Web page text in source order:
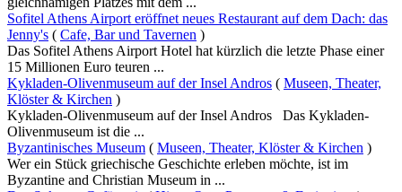
Sofitel Athens Airport eröffnet neues Restaurant auf dem Dach: das
Jenny's ( Cafe, Bar und Tavernen )
Das Sofitel Athens Airport Hotel hat kürzlich die letzte Phase einer
15 Millionen Euro teuren ...
Kykladen-Olivenmuseum auf der Insel Andros ( Museen, Theater,
Klöster & Kirchen )
Kykladen-Olivenmuseum auf der Insel Andros Das Kykladen-
Olivenmuseum ist die ...
Byzantinisches Museum ( Museen, Theater, Klöster & Kirchen )
Wer ein Stück griechische Geschichte erleben möchte, ist im
Byzantine and Christian Museum in ...